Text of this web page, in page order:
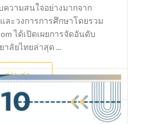
วามสนใจอย่างมากจาก
ละวงการการศึกษาโดยรวม
ได้เปิดเผยการจัดอันดับ
าลัยไทยล่าสุด ...
อ่านต่อ